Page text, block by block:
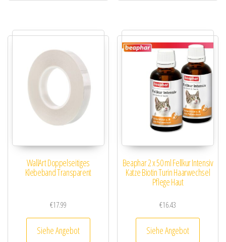
WallArt Doppelseitiges
Klebeband Transparent
€17.99
Siehe Angebot
Beaphar 2 x 50 ml Fellkur Intensiv
Katze Biotin Turin Haarwechsel
Pflege Haut
€16.43
Siehe Angebot